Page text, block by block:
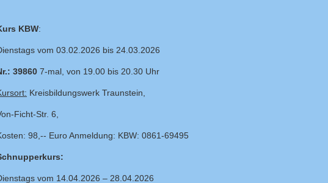
KBW:
vom 03.02.2026 bis 24.03.2026
39860 7-mal, von 19.00 bis 20.30 Uhr
Kreisbildungswerk Traunstein,
Ficht-Str. 6,
98,-- Euro Anmeldung: KBW: 0861-69495
vom 14.04.2026 – 28.04.2026